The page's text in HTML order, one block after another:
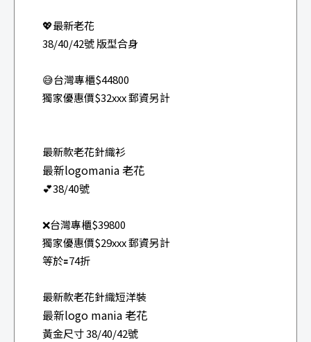
💖最新老花
38/40/42號 版型合身
😅台灣專櫃$44800
獨家優惠價$32xxx 郵資另計
最新款老花針織衫
最新logomania 老花
💕38/40號
❌台灣專櫃$39800
獨家優惠價$29xxx 郵資另計
等於🟰74折
最新款老花針織短洋裝
最新logo mania 老花
黃金尺寸 38/40/42號